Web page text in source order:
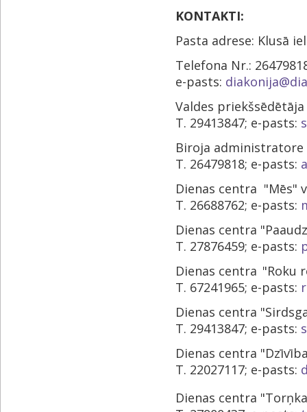
KONTAKTI:
Pasta adrese: Klusā
Telefona Nr.:
e-pasts:
Valdes priekšsēdētāja
T. 29413847; e-pasts:
Biroja administratore
T. 26479818; e-pasts:
Dienas centra "Mēs"
T. 26688762; e-pasts:
Dienas centra
T. 27876459; e-pasts:
Dienas centra "Roku
T. 67241965; e-pasts:
Dienas centra
T. 29413847; e-pasts:
Dienas centra
T. 22027117; e-pasts:
Dienas centra